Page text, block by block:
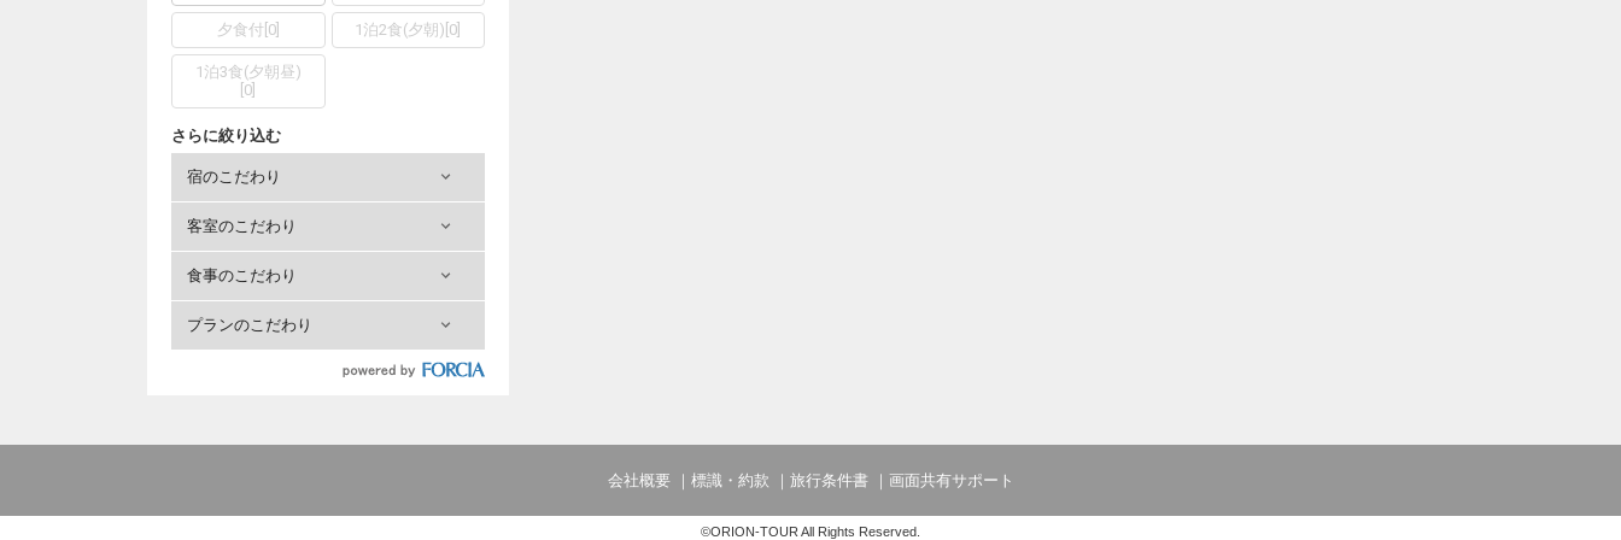
夕食付 0] 1泊2食(夕朝) 0
1泊3食(夕朝昼)
0
さらに絞り込む
宿のこだわり
客室のこだわり
食事のこだわり
プランのこだわり
会社概要 標識・約款 旅行条件書 画面共有サポート
©ORION-TOUR All Rights Reserved.